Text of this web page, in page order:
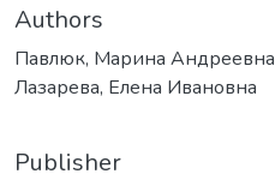
Authors
Павлюк, Марина Андреевна
Лазарева, Елена Ивановна
Publisher